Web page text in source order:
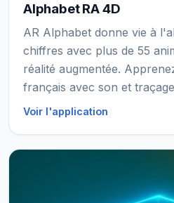
Alphabet RA 4D
AR Alphabet donne vie à
chiffres avec plus de 55
réalité augmentée.
français avec son et
Voir l'application